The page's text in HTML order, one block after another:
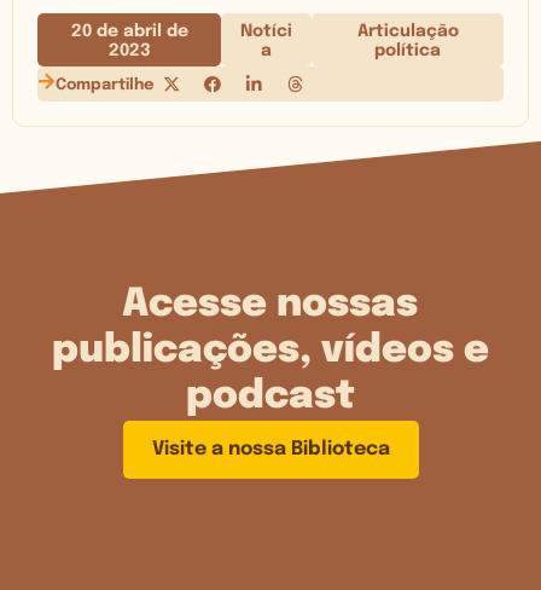
20 de abril de
2023
Notíci
a
Articulação
política
Compartilhe
Acesse nossas
publicações, vídeos e
podcast
Visite a nossa Biblioteca